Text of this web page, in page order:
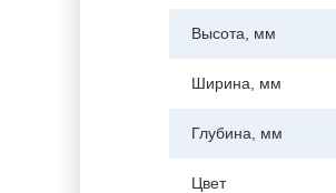
Высота, мм
Ширина, мм
Глубина, мм
Цвет